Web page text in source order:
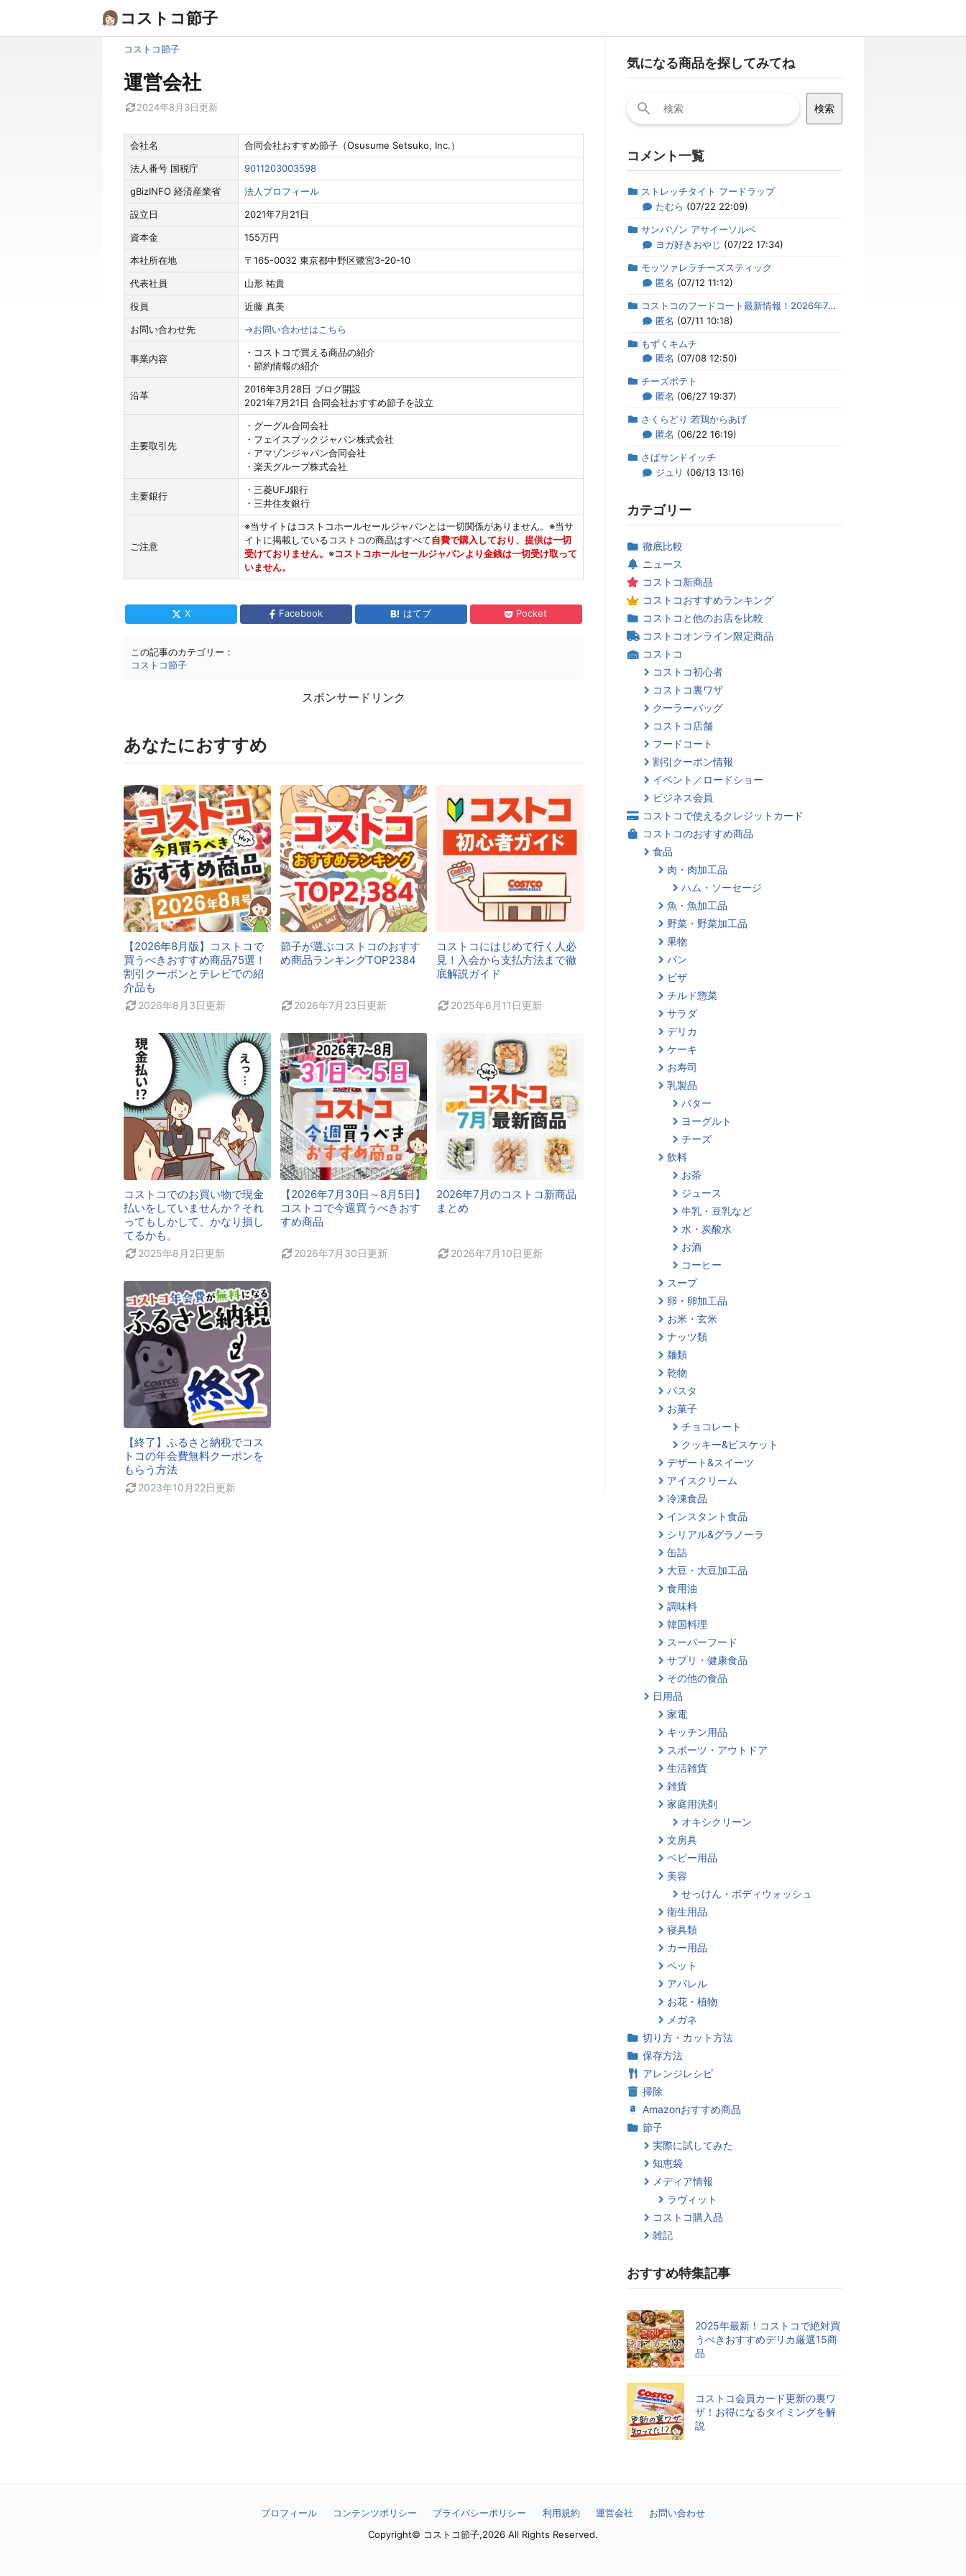
コストコ節子
コストコ節子
運営会社
2024年8月3日更新
会社名
合同会社おすすめ節子（Osusume Setsuko, Inc.）
法人番号 国税庁
9011203003598
gBizINFO 経済産業省
法人プロフィール
設立日
2021年7月21日
資本金
155万円
本社所在地
〒165-0032 東京都中野区鷺宮3-20-10
代表社員
山形 祐貴
役員
近藤 真美
お問い合わせ先
→お問い合わせはこちら
事業内容
・コストコで買える商品の紹介
・節約情報の紹介
沿革
2016年3月28日 ブログ開設
2021年7月21日 合同会社おすすめ節子を設立
主要取引先
・グーグル合同会社
・フェイスブックジャパン株式会社
・アマゾンジャパン合同会社
・楽天グループ株式会社
主要銀行
・三菱UFJ銀行
・三井住友銀行
ご注意
※当サイトはコストコホールセールジャパンとは一切関係がありません。※当サ
イトに掲載しているコストコの商品はすべて自費で購入しており、提供は一切
受けておりません。 ※コストコホールセールジャパンより金銭は一切受け取って
いません。
X Facebook はてブ Pocket
この記事のカテゴリー：
コストコ節子
スポンサードリンク
あなたにおすすめ
【2026年8月版】コストコで
買うべきおすすめ商品75選！
割引クーポンとテレビでの紹
介品も
2026年8月3日更新
節子が選ぶコストコのおすす
め商品ランキングTOP2384
2026年7月23日更新
コストコにはじめて行く人必
見！入会から支払方法まで徹
底解説ガイド
2025年6月11日更新
コストコでのお買い物で現金
払いをしていませんか？それ
ってもしかして、かなり損し
てるかも。
2025年8月2日更新
【2026年7月30日～8月5日】
コストコで今週買うべきおす
すめ商品
2026年7月30日更新
2026年7月のコストコ新商品
まとめ
2026年7月10日更新
【終了】ふるさと納税でコス
トコの年会費無料クーポンを
もらう方法
2023年10月22日更新
気になる商品を探してみてね
索:
コメント一覧
ストレッチタイト フードラップ
たむら (07/22 22:09)
サンバゾン アサイーソルベ
ヨガ好きおやじ (07/22 17:34)
モッツァレラチーズスティック
匿名 (07/12 11:12)
コストコのフードコート最新情報！2026年7月のメニューまとめ
匿名 (07/11 10:18)
もずくキムチ
匿名 (07/08 12:50)
チーズポテト
匿名 (06/27 19:37)
さくらどり 若鶏からあげ
匿名 (06/22 16:19)
さばサンドイッチ
ジュリ (06/13 13:16)
カテゴリー
徹底比較
ニュース
コストコ新商品
コストコおすすめランキング
コストコと他のお店を比較
コストコオンライン限定商品
コストコ
コストコ初心者
コストコ裏ワザ
クーラーバッグ
コストコ店舗
フードコート
割引クーポン情報
イベント／ロードショー
ビジネス会員
コストコで使えるクレジットカード
コストコのおすすめ商品
食品
肉・肉加工品
ハム・ソーセージ
魚・魚加工品
野菜・野菜加工品
果物
パン
ピザ
チルド惣菜
サラダ
デリカ
ケーキ
お寿司
乳製品
バター
ヨーグルト
チーズ
飲料
お茶
ジュース
牛乳・豆乳など
水・炭酸水
お酒
コーヒー
スープ
卵・卵加工品
お米・玄米
ナッツ類
麺類
乾物
パスタ
お菓子
チョコレート
クッキー&ビスケット
デザート&スイーツ
アイスクリーム
冷凍食品
インスタント食品
シリアル&グラノーラ
缶詰
大豆・大豆加工品
食用油
調味料
韓国料理
スーパーフード
サプリ・健康食品
その他の食品
日用品
家電
キッチン用品
スポーツ・アウトドア
生活雑貨
雑貨
家庭用洗剤
オキシクリーン
文房具
ベビー用品
美容
せっけん・ボディウォッシュ
衛生用品
寝具類
カー用品
ペット
アパレル
お花・植物
メガネ
切り方・カット方法
保存方法
アレンジレシピ
掃除
Amazonおすすめ商品
節子
実際に試してみた
知恵袋
メディア情報
ラヴィット
コストコ購入品
雑記
おすすめ特集記事
2025年最新！コストコで絶対買
うべきおすすめデリカ厳選15商
品
コストコ会員カード更新の裏ワ
ザ！お得になるタイミングを解
説
プロフィール コンテンツポリシー プライバシーポリシー 利用規約 運営会社
お問い合わせ
Copyright© コストコ節子,2026 All Rights Reserved.